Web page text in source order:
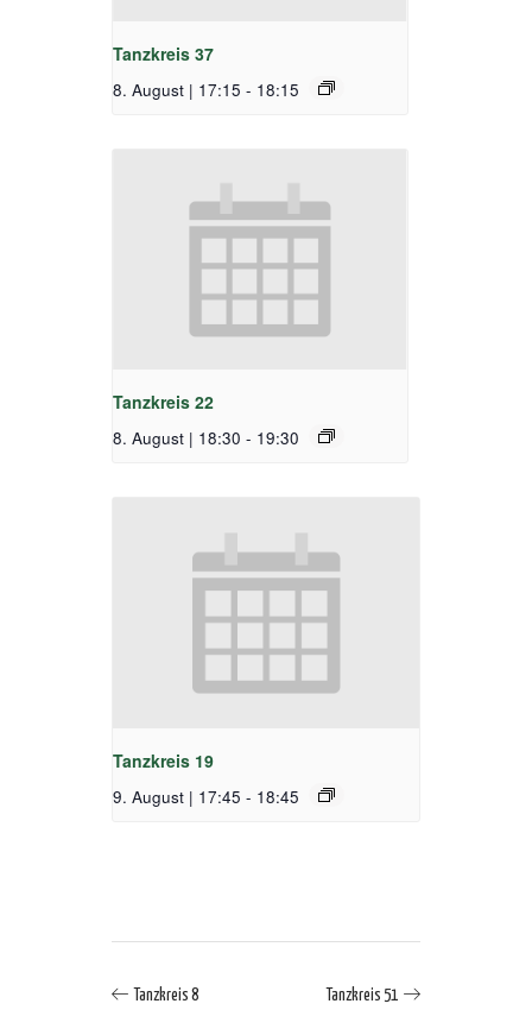
Tanzkreis 37
8. August | 17:15 - 18:15
Tanzkreis 22
8. August | 18:30 - 19:30
Tanzkreis 19
9. August | 17:45 - 18:45
Tanzkreis 8 Tanzkreis 51